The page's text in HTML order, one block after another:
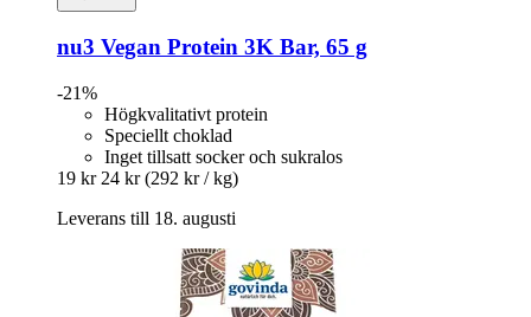
nu3 Vegan Protein 3K Bar, 65 g
-21%
Högkvalitativt protein
Speciellt choklad
Inget tillsatt socker och sukralos
19 kr 24 kr (292 kr / kg)
Leverans till 18. augusti